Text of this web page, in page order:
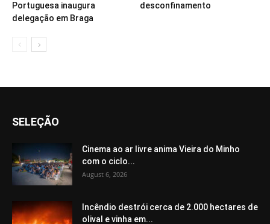
Portuguesa inaugura
delegação em Braga
desconfinamento
SELEÇÃO
Cinema ao ar livre anima Vieira do Minho
com o ciclo...
August 6, 2026
Incêndio destrói cerca de 2.000 hectares de
olival e vinha em...